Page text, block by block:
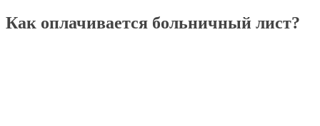
Как оплачивается больничный лист?